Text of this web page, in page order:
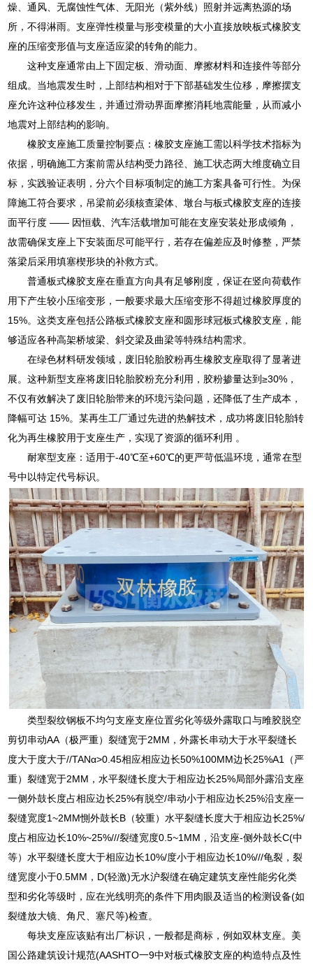
燥、通风、无腐蚀性气体、无阳光（紫外线）照射并远离热源的场
所，不得淋雨。支座弹性模量与形变模量的大小直接放映板式橡胶支
座的压缩变形值与支座适应梁的转角的能力。
这种支座通常由上下固定板、滑动面、摩擦材料和连接件等部分
组成。当地震发生时，上部结构相对于下部基础发生位移，摩擦摆支
座允许这种位移发生，并通过滑动界面摩擦消耗地震能量，从而减小
地震对上部结构的影响。
橡胶支座施工质量控制要点：橡胶支座施工需以科学技术指标为
依据，明确施工方案前需从结构受力路径、施工状态两大维度确立目
标，实践验证表明，分六个目标项制定的施工方案具备可行性。为保
障施工符合要求，吊梁前必须核查梁体、墩台与板式橡胶支座的连接
面平行度 —— 因恒载、汽车活载增加可能在支座安装处形成倾角，
故需确保支座上下安装面尽可能平行，若存在偏差应及时修整，严禁
落梁后采用填塞楔形块的补救方式。
普通板式橡胶支座在垂直方向具有足够刚度，保证在竖向荷载作
用下产生较小压缩变形，一般要求最大压缩变形不得超过橡胶厚度的
15%。这类支座包括公路板式橡胶支座和圆形球冠板式橡胶支座，能
够适应各种高架桥坡梁、斜交梁及曲梁等特殊结构需求。
在绿色材料研发领域，废旧轮胎胶粉再生橡胶支座取得了显著进
展。这种新型支座将废旧轮胎胶粉充分利用，胶粉掺量达到≥30%，
不仅有效解决了废旧轮胎带来的环境污染问题，还降低了生产成本，
降幅可达 15%。某再生工厂通过先进的热解技术，成功将废旧轮胎转
化为再生橡胶用于支座生产，实现了资源的循环利用 。
耐寒型支座：适用于-40℃至+60℃的更严苛低温环境，通常在型
号中以特定代号标识。
类型裂纹钢板不均匀支座支座位置劣化等级外露取口与雎胶脱空
剪切串动AA（极严重）裂缝宽于2MM，外露长串动大于水平裂缝长
度大于度大于//TANα>0.45相应相应边长50%100MM边长25%A1（严
重）裂缝宽于2MM，水平裂缝长度大于相应边长25%局部外露沿支座
一侧外鼓长度占相应边长25%有脱空/串动小于相应边长25%沿支座一
裂缝宽度1~2MM惻外鼓长B（较重）水平裂缝长度大于相应边长25%/
度占相应边长10%~25%///裂缝宽度0.5~1MM，沿支座-侧外鼓长C(中
等）水平裂缝长度大于相应边长10%/度小于相应边长10%///龟裂，裂
缝宽度小于0.5MM，D(轻激)无水沪裂缝在确定建筑支座性能劣化类
型和劣化等级时，应在光线明亮的条件下用肉眼及适当的检测设备(如
裂缝放大镜、角尺、塞尺等)检查。
每块支座应该贴有出厂标识，一般都是商标，例如双林支座。美
国公路建筑设计规范(AASHTO一9中对板式橡胶支座的构造特点及性